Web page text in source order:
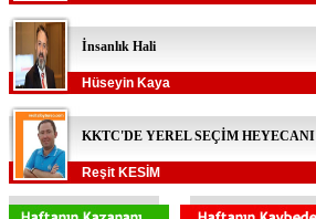
İnsanlık Hali
Hüseyin Kaya
KKTC'DE YEREL SEÇİM HEYECANI
Reşit KESİM